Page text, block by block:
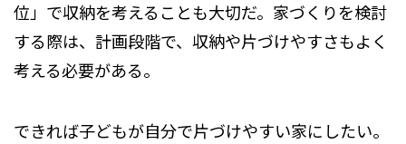
位」で収納を考えることも大切だ。家づくりを検討
する際は、計画段階で、収納や片づけやすさもよく
考える必要がある。
できれば子どもが自分で片づけやすい家にしたい。